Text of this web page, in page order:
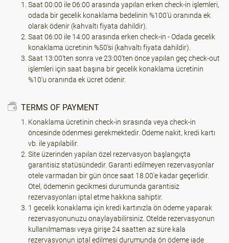
Saat 00:00 ile 06:00 arasında yapılan erken check-in işlemleri,
odada bir gecelik konaklama bedelinin %100'ü oranında ek
olarak ödenir (kahvaltı fiyata dahildir).
Saat 06:00 ile 14:00 arasında erken check-in - Odada gecelik
konaklama ücretinin %50'si (kahvaltı fiyata dahildir).
Saat 13:00'ten sonra ve 23:00'ten önce yapılan geç check-out
işlemleri için saat başına bir gecelik konaklama ücretinin
%10'u oranında ek ücret ödenir.
TERMS OF PAYMENT
Konaklama ücretinin check-in sırasında veya check-in
öncesinde ödenmesi gerekmektedir. Ödeme nakit, kredi kartı
vb. ile yapılabilir.
Site üzerinden yapılan özel rezervasyon başlangıçta
garantisiz statüsündedir. Garanti edilmeyen rezervasyonlar
otele varmadan bir gün önce saat 18.00'e kadar geçerlidir.
Otel, ödemenin gecikmesi durumunda garantisiz
rezervasyonları iptal etme hakkına sahiptir.
1 gecelik konaklama için kredi kartınızla ön ödeme yaparak
rezervasyonunuzu onaylayabilirsiniz. Otelde rezervasyonun
kullanılmaması veya girişe 24 saatten az süre kala
rezervasyonun iptal edilmesi durumunda ön ödeme iade